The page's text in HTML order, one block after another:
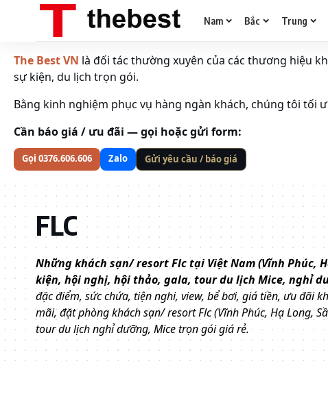
Nam Bắc Trung
The Best VN là đối tác thường xuyên của các thương hiệu
sự kiện, du lịch trọn gói.
Bằng kinh nghiệm phục vụ hàng ngàn khách, chúng tôi tối
Cần báo giá / ưu đãi — gọi hoặc gửi form:
Gọi 0376.606.606 Zalo Gửi yêu cầu / báo giá
FLC
Những khách sạn/ resort Flc tại Việt Nam (Vĩnh Phúc,
kiện, hội nghị, hội thảo, gala, tour du lịch Mice, nghỉ
đặc điểm, sức chứa, tiện nghi, view, bể bơi, giá tiền, ưu đãi
mãi, đặt phòng khách sạn/ resort Flc (Vĩnh Phúc, Hạ Long,
tour du lịch nghỉ dưỡng, Mice trọn gói giá rẻ.